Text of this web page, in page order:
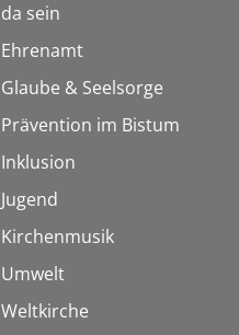
da sein
Ehrenamt
Glaube & Seelsorge
Prävention im Bistum
Inklusion
Jugend
Kirchenmusik
Umwelt
Weltkirche